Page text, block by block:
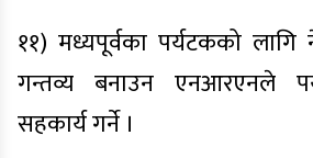
११) मध्यपूर्वका पर्यटकको
गन्तव्य बनाउन एनआरएनले
सहकार्य गर्ने ।